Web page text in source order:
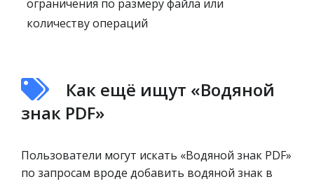
ограничения по размеру файла или
количеству операций
Как ещё ищут «Водяной
знак PDF»
Пользователи могут искать «Водяной знак PDF»
по запросам вроде добавить водяной знак в